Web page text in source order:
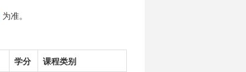
为准。
学分
课程类别